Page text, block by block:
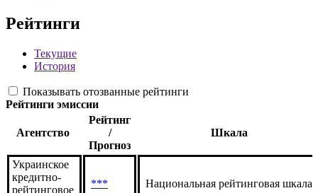
Рейтинги
Текущие
История
Показывать отозванные рейтинги
Рейтинги эмиссии
Агентство
Рейтинг
/
Прогноз
Шкала
Украинское
кредитно-
рейтинговое
*** Национальная рейтинговая шкала